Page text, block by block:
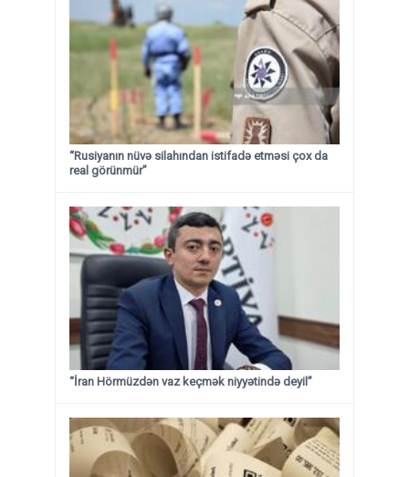
“Rusiyanın nüvə silahından istifadə etməsi çox da
real görünmür”
“İran Hörmüzdən vaz keçmək niyyətində deyil”